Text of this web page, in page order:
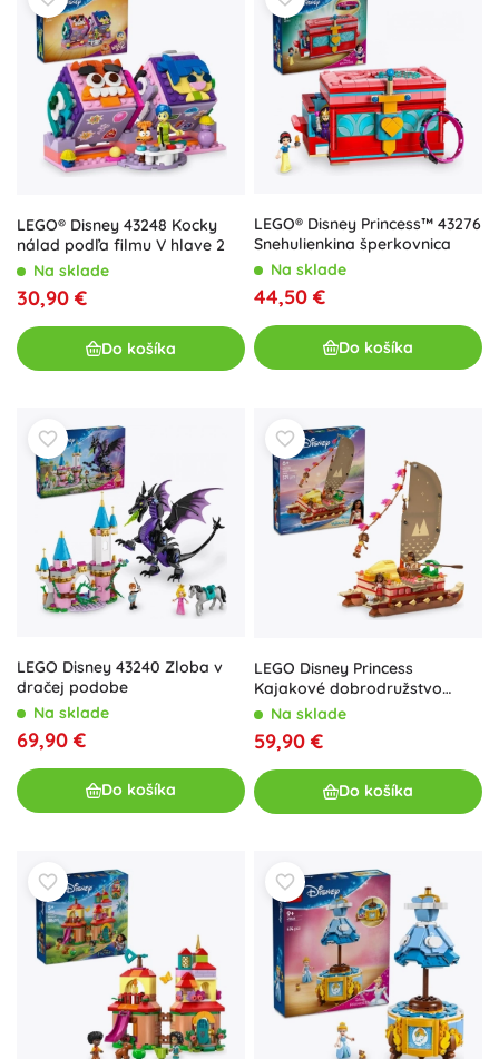
LEGO® Disney 43248 Kocky
nálad podľa filmu V hlave 2
Na sklade
30,90 €
Do košíka
LEGO® Disney Princess™ 43276
Snehulienkina šperkovnica
Na sklade
44,50 €
Do košíka
LEGO Disney 43240 Zloba v
dračej podobe
Na sklade
69,90 €
Do košíka
LEGO Disney Princess
Kajakové dobrodružstvo
Vaiany
Na sklade
59,90 €
Do košíka